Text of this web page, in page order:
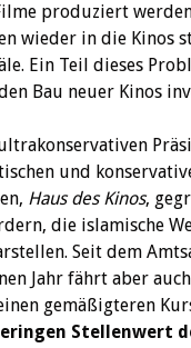
produziert
wieder in die Kinos
Ein Teil dieses
Bau neuer Kinos
und
Haus des Kinos,
die islamische
Seit dem
Jahr fährt aber
gemäßigteren
Stellenwert